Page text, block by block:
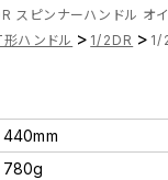
スピンナーハンドル オ
ハンドル > 1/2DR > 1/
440mm
780g